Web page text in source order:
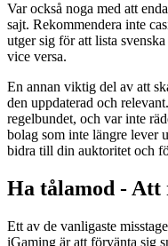
Var också noga med att
sajt. Rekommendera inte
utger sig för att lista
vice versa.
En annan viktig del av att
den uppdaterad och
regelbundet, och var inte
bolag som inte längre lever
bidra till din auktoritet och
Ha tålamod -
Ett av de vanligaste
iGaming är att förvänta sig